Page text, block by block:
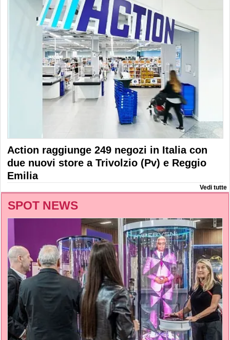
Action raggiunge 249 negozi in Italia con
due nuovi store a Trivolzio (Pv) e Reggio
Emilia
Vedi tutte
SPOT NEWS